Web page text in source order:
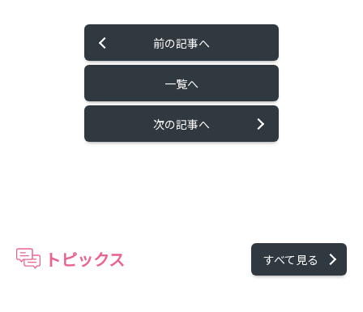
前の記事へ
一覧へ
次の記事へ
トピックス すべて見る